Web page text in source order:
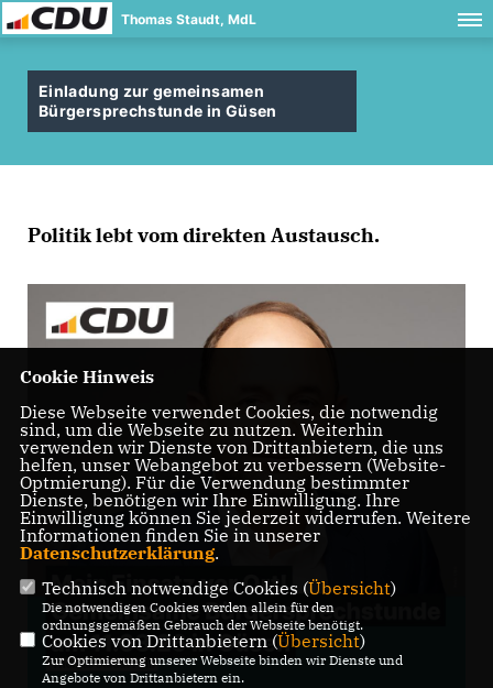
Thomas Staudt, MdL
Einladung zur gemeinsamen
Bürgersprechstunde in Güsen
Politik lebt vom direkten Austausch.
Cookie Hinweis
Diese Webseite verwendet Cookies, die notwendig
sind, um die Webseite zu nutzen. Weiterhin
verwenden wir Dienste von Drittanbietern, die uns
helfen, unser Webangebot zu verbessern (Website-
Optmierung). Für die Verwendung bestimmter
Dienste, benötigen wir Ihre Einwilligung. Ihre
Einwilligung können Sie jederzeit widerrufen. Weitere
Informationen finden Sie in unserer
Datenschutzerklärung.
Technisch notwendige Cookies (Übersicht)
Die notwendigen Cookies werden allein für den
ordnungsgemäßen Gebrauch der Webseite benötigt.
Cookies von Drittanbietern (Übersicht)
Zur Optimierung unserer Webseite binden wir Dienste und
Angebote von Drittanbietern ein.